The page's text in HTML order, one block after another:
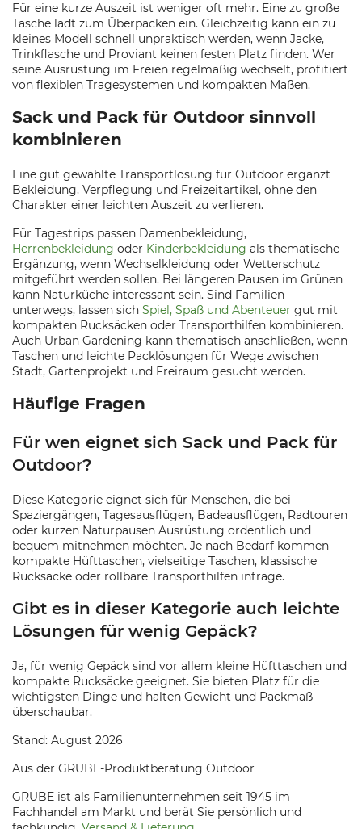
Für eine kurze Auszeit ist weniger oft mehr. Eine zu große
Tasche lädt zum Überpacken ein. Gleichzeitig kann ein zu
kleines Modell schnell unpraktisch werden, wenn Jacke,
Trinkflasche und Proviant keinen festen Platz finden. Wer
seine Ausrüstung im Freien regelmäßig wechselt, profitiert
von flexiblen Tragesystemen und kompakten Maßen.
Sack und Pack für Outdoor sinnvoll
kombinieren
Eine gut gewählte Transportlösung für Outdoor ergänzt
Bekleidung, Verpflegung und Freizeitartikel, ohne den
Charakter einer leichten Auszeit zu verlieren.
Für Tagestrips passen Damenbekleidung,
Herrenbekleidung oder Kinderbekleidung als thematische
Ergänzung, wenn Wechselkleidung oder Wetterschutz
mitgeführt werden sollen. Bei längeren Pausen im Grünen
kann Naturküche interessant sein. Sind Familien
unterwegs, lassen sich Spiel, Spaß und Abenteuer gut mit
kompakten Rucksäcken oder Transporthilfen kombinieren.
Auch Urban Gardening kann thematisch anschließen, wenn
Taschen und leichte Packlösungen für Wege zwischen
Stadt, Gartenprojekt und Freiraum gesucht werden.
Häufige Fragen
Für wen eignet sich Sack und Pack für
Outdoor?
Diese Kategorie eignet sich für Menschen, die bei
Spaziergängen, Tagesausflügen, Badeausflügen, Radtouren
oder kurzen Naturpausen Ausrüstung ordentlich und
bequem mitnehmen möchten. Je nach Bedarf kommen
kompakte Hüfttaschen, vielseitige Taschen, klassische
Rucksäcke oder rollbare Transporthilfen infrage.
Gibt es in dieser Kategorie auch leichte
Lösungen für wenig Gepäck?
Ja, für wenig Gepäck sind vor allem kleine Hüfttaschen und
kompakte Rucksäcke geeignet. Sie bieten Platz für die
wichtigsten Dinge und halten Gewicht und Packmaß
überschaubar.
Stand: August 2026
Aus der GRUBE-Produktberatung Outdoor
GRUBE ist als Familienunternehmen seit 1945 im
Fachhandel am Markt und berät Sie persönlich und